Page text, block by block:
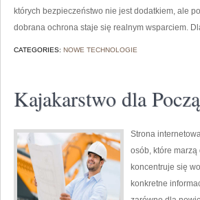
których bezpieczeństwo nie jest dodatkiem, ale
dobrana ochrona staje się realnym wsparciem.
CATEGORIES: NOWE TECHNOLOGIE
Kajakarstwo dla
Strona
osób, które
koncentruje się
konkretne